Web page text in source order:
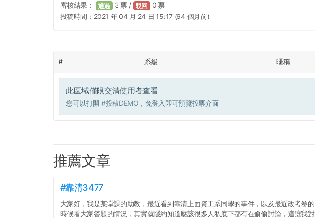
審核結果： 通過 3 票 / 駁回 0 票
投稿時間： 2021 年 04 月 24 日 15:17 (64 個月前)
# 系級 暱稱
此區域僅限交清使用者查看
您可以打開 #投稿DEMO ，免登入即可預覽投票介面
推薦文章
#靠清3477
大家好，我是某堂課的助教，最近看到靠清上面資工系同學的事件，以及最近改考卷的
時候看大家答題的情況，其實就隱約知道應該很多人私底下都有在偷偷討論，這讓我對